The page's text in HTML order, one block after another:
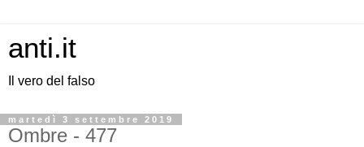
anti.it
Il vero del falso
martedì 3 settembre 2019
Ombre - 477